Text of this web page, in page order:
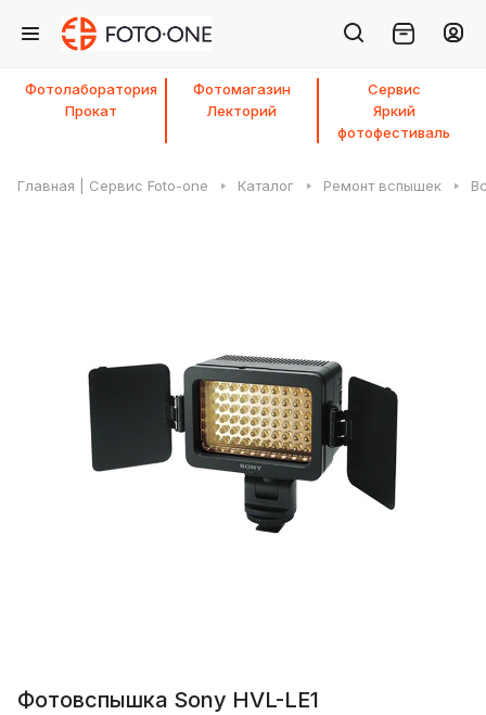
Фотолаборатория Фотомагазин
Сервис
Прокат
Лекторий
Яркий
фотофестиваль
Главная | Сервис Foto-one Каталог Ремонт вспышек
Фотовспышка Sony HVL-LE1